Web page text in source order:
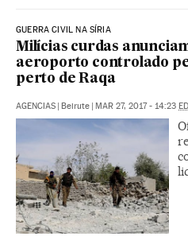
GUERRA CIVIL NA SÍRIA
Milícias curdas
aeroporto controlado
perto de Raqa
AGENCIAS | Beirute | MAR 27, 2017 - 14:23